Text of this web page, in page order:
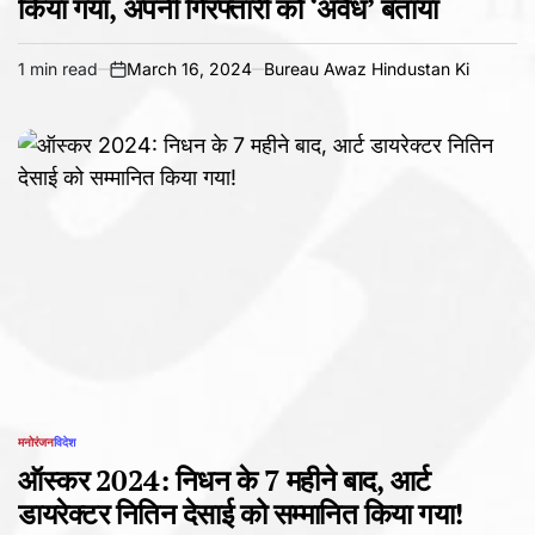
किया गया, अपनी गिरफ्तारी को ‘अवैध’ बताया
Estimated
time
1 min read
on
March 16, 2024 Bureau Awaz Hindustan Ki
POSTED
मनोरंजनविदेश
ऑस्कर 2024: निधन के 7 महीने बाद, आर्ट
डायरेक्टर नितिन देसाई को सम्मानित किया गया!